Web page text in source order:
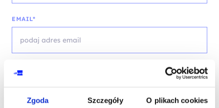
Zgoda Szczegóły O plikach cookies
EMAIL*
WOJEWÓDZTWO*
wybierz województwo